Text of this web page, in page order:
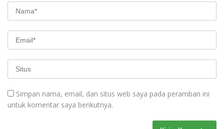
Simpan nama, email, dan situs web saya pada peramban ini
untuk komentar saya berikutnya.